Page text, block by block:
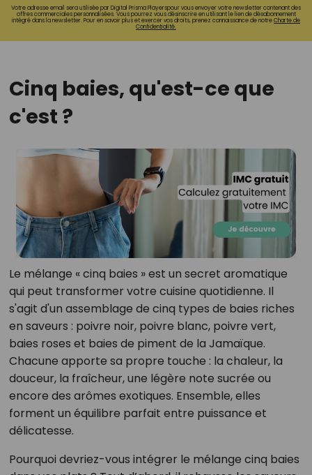
Votre adresse email sera utilisée par Digital Prisma Playerspour vous envoyer votre newsletter contenant des
offres commerciales personnalisées. Vous pourrez vous désinscrire en utilisant le lien de désabonnement
intégré dans la newsletter. Pour en savoir plus et exercer vos droits, prenez connaissance de notreCharte de
Confidentialité.
Cinq baies, qu'est-ce que
c'est ?
Le mélange « cinq baies » est un secret aromatique
qui peut transformer votre cuisine quotidienne. Il
s'agit d'un assemblage de cinq types de baies riches
en saveurs : poivre noir, poivre blanc, poivre vert,
baies roses et baies de piment de la Jamaïque.
Chacune apporte sa propre touche : la chaleur, la
douceur, la fraîcheur, une légère note sucrée ou
encore des arômes exotiques. Ensemble, elles
forment un équilibre parfait entre puissance et
délicatesse.
Pourquoi devriez-vous intégrer le mélange cinq baies